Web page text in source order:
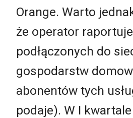
Orange. Warto
że operator
podłączonych do
gospodarstw
abonentów tych
podaje). W I